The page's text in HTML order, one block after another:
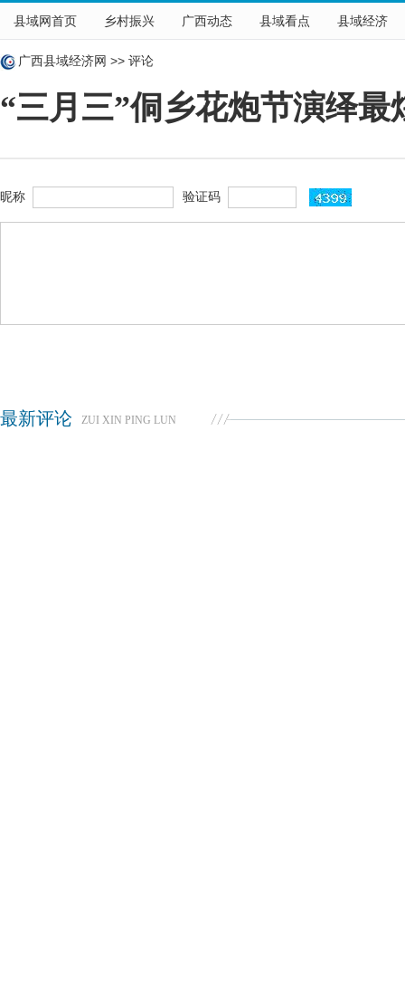
县域网首页 乡村振兴 广西动态 县域看点 县域经济
广西县域经济网 >> 评论
“三月三”侗乡花炮节演绎
昵称 验证码
最新评论 ZUI XIN PING LUN